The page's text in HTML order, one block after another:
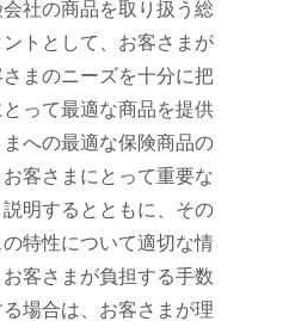
社の商品を取り扱う総
トとして、お客さまが
まのニーズを十分に把
って最適な商品を提供
への最適な保険商品の
客さまにとって重要な
明するとともに、その
特性について適切な情
客さまが負担する手数
場合は、お客さまが理